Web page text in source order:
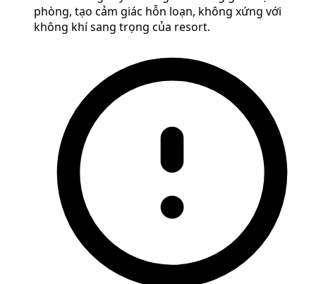
phòng, tạo cảm giác hỗn loạn, không xứng với
không khí sang trọng của resort.